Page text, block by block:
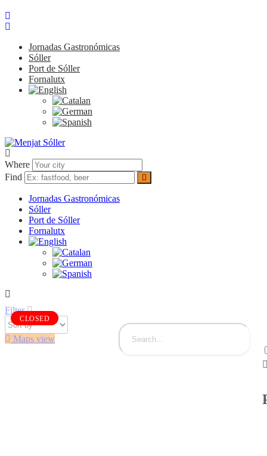
Jornadas Gastronómicas
Sóller
Port de Sóller
Fornalutx
Where
Find
Jornadas Gastronómicas
Sóller
Port de Sóller
Fornalutx
Filter
Maps view
CLOSED